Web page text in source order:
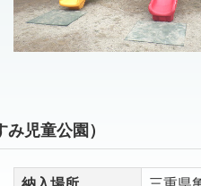
児童公園）